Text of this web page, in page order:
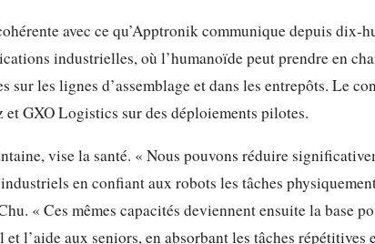
avec ce qu’Apptronik communique depuis dix-
industrielles, où l’humanoïde peut prendre en
sur les lignes d’assemblage et dans les entrepôts. Le
et GXO Logistics sur des déploiements pilotes.
vise la santé. « Nous pouvons réduire
en confiant aux robots les tâches
« Ces mêmes capacités deviennent ensuite la base
l’aide aux seniors, en absorbant les tâches répétitives